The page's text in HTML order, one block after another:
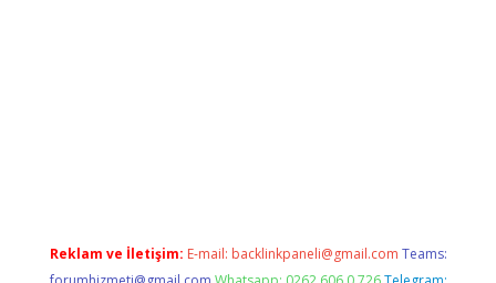
Reklam ve İletişim: E-mail: backlinkpaneli@gmail.com Teams: